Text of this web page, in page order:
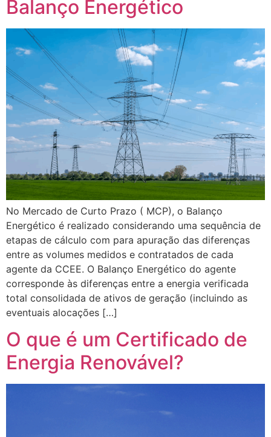
Balanço Energético
No Mercado de Curto Prazo ( MCP), o Balanço
Energético é realizado considerando uma sequência de
etapas de cálculo com para apuração das diferenças
entre as volumes medidos e contratados de cada
agente da CCEE. O Balanço Energético do agente
corresponde às diferenças entre a energia verificada
total consolidada de ativos de geração (incluindo as
eventuais alocações […]
O que é um Certificado de
Energia Renovável?